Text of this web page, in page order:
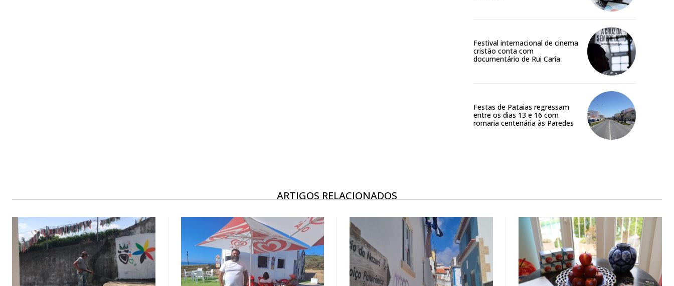
Festival internacional de cinema
cristão conta com
documentário de Rui Caria
Festas de Pataias regressam
entre os dias 13 e 16 com
romaria centenária às Paredes
ARTIGOS RELACIONADOS